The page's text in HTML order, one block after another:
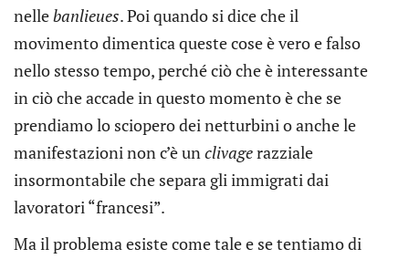
nellebanlieues. Poi quando si dice che il
movimento dimentica queste cose è vero e falso
nello stesso tempo, perché ciò che è interessante
in ciò che accade in questo momento è che se
prendiamo lo sciopero dei netturbini o anche le
manifestazioni non c’è unclivagerazziale
insormontabile che separa gli immigrati dai
lavoratori “francesi”.
Ma il problema esiste come tale e se tentiamo di